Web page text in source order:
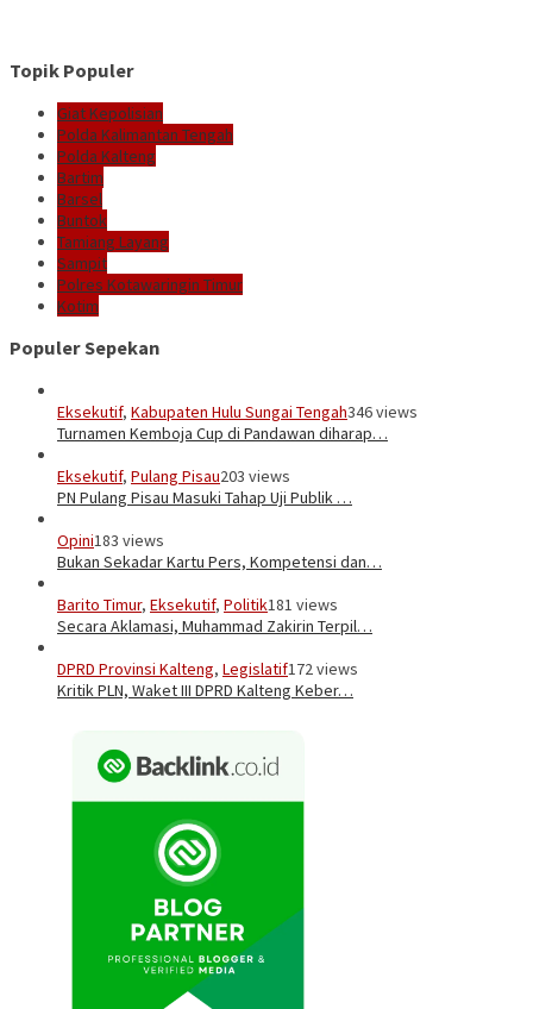
Topik Populer
Giat Kepolisian
Polda Kalimantan Tengah
Polda Kalteng
Bartim
Barsel
Buntok
Tamiang Layang
Sampit
Polres Kotawaringin Timur
Kotim
Populer Sepekan
Eksekutif, Kabupaten Hulu Sungai Tengah346 views
Turnamen Kemboja Cup di Pandawan diharap…
Eksekutif, Pulang Pisau203 views
PN Pulang Pisau Masuki Tahap Uji Publik …
Opini183 views
Bukan Sekadar Kartu Pers, Kompetensi dan…
Barito Timur, Eksekutif, Politik181 views
Secara Aklamasi, Muhammad Zakirin Terpil…
DPRD Provinsi Kalteng, Legislatif172 views
Kritik PLN, Waket III DPRD Kalteng Keber…